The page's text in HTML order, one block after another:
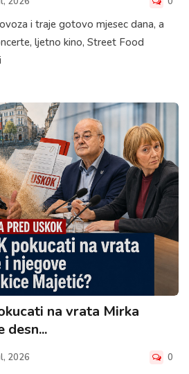
i traje gotovo mjesec dana, a
ljetno kino, Street Food
na vrata Mirka
desn...
2026 0